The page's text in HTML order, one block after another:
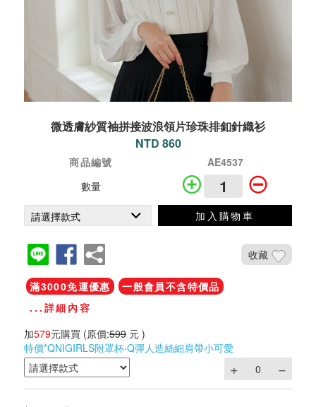
微透膚紗質袖拼接波浪領片珍珠排釦針織衫
NTD 860
商品編號
AE4537
數量
加入購物車
收藏
滿3000免運優惠
一般會員不含特價品
...詳細內容
加579元購買 (原價:599 元 )
特價*QNIGIRLS附罩杯‧Q彈人造絲細肩帶小可愛